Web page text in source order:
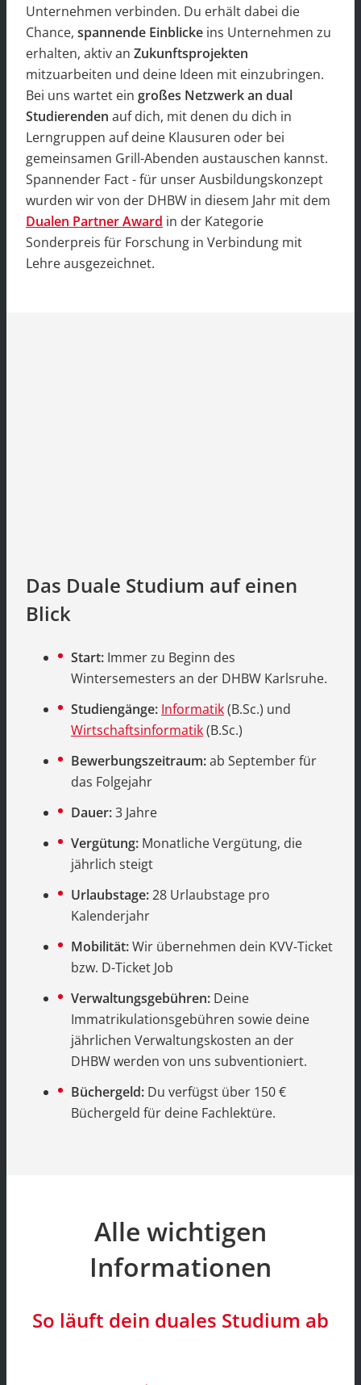
Unternehmen verbinden. Du erhält dabei die
Chance, spannende Einblicke ins Unternehmen zu
erhalten, aktiv an Zukunftsprojekten
mitzuarbeiten und deine Ideen mit einzubringen.
Bei uns wartet ein großes Netzwerk an dual
Studierenden auf dich, mit denen du dich in
Lerngruppen auf deine Klausuren oder bei
gemeinsamen Grill-Abenden austauschen kannst.
Spannender Fact - für unser Ausbildungskonzept
wurden wir von der DHBW in diesem Jahr mit dem
Dualen Partner Award in der Kategorie
Sonderpreis für Forschung in Verbindung mit
Lehre ausgezeichnet.
Das Duale Studium auf einen
Blick
Start: Immer zu Beginn des
Wintersemesters an der DHBW Karlsruhe.
Studiengänge: Informatik(B.Sc.) und
Wirtschaftsinformatik(B.Sc.)
Bewerbungszeitraum:ab September für
das Folgejahr
Dauer:3 Jahre
Vergütung: Monatliche Vergütung, die
jährlich steigt
Urlaubstage:28 Urlaubstage pro
Kalenderjahr
Mobilität:Wir übernehmen dein KVV-Ticket
bzw. D-Ticket Job
Verwaltungsgebühren: Deine
Immatrikulationsgebühren sowie deine
jährlichen Verwaltungskosten an der
DHBW werden von uns subventioniert.
Büchergeld: Du verfügst über 150 €
Büchergeld für deine Fachlektüre.
Alle wichtigen
Informationen
So läuft dein duales Studium ab